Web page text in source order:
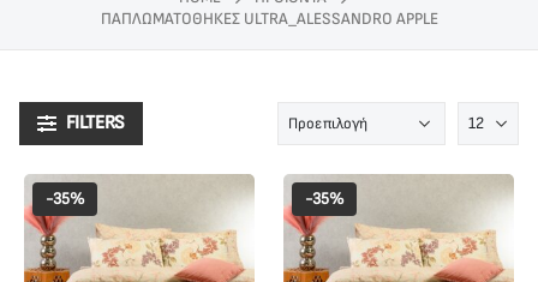
ΠΑΠΛΩΜΑΤΟΘΗΚΕΣ ULTRA_ALESSANDRO APPLE
FILTERS
-35% -35%